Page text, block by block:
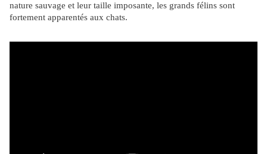
nature sauvage et leur taille imposante, les grands félins sont
fortement apparentés aux chats.